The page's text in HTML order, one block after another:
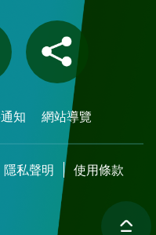
知 網站導覽
隱私聲明 使用條款